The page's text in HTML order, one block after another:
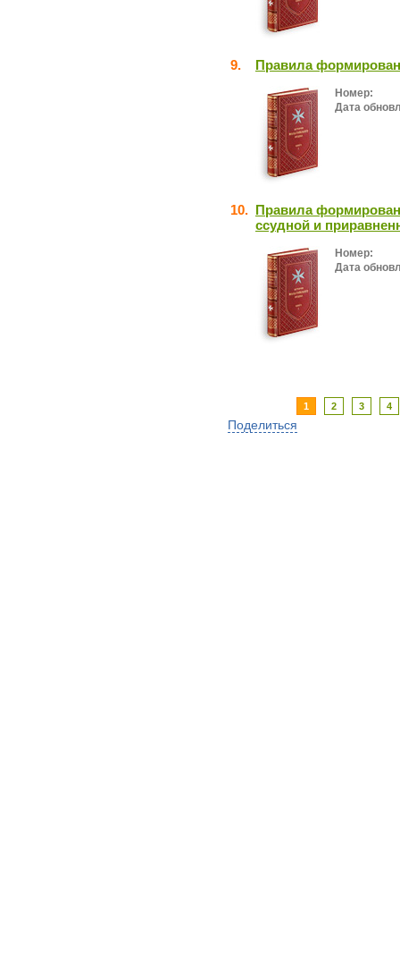
9. Правила
Номер:
Дата
10. Правила
ссудной и
Номер:
Дата
1 2 3 4
Поделиться